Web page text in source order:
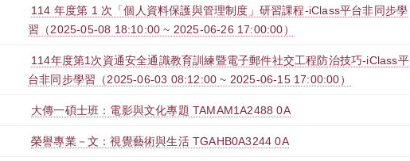
114 年度第 1 次「個人資料保護與管理制度」研習課程-iClass平台非同步學
習（2025-05-08 18:10:00 ~ 2025-06-26 17:00:00）
114年度第1次資通安全通識教育訓練暨電子郵件社交工程防治技巧-iClass平
台非同步學習（2025-06-03 08:12:00 ~ 2025-06-15 17:00:00）
大傳一碩士班：電影與文化專題 TAMAM1A2488 0A
榮譽專業－文：視覺藝術與生活 TGAHB0A3244 0A